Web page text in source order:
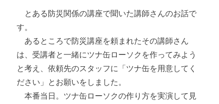
とある防災関係の講座で聞いた講師さんのお話で
す。
あるところで防災講座を頼まれたその講師さん
は、受講者と一緒にツナ缶ローソクを作ってみよう
と考え、依頼先のスタッフに「ツナ缶を用意してく
ださい」とお願いをしました。
本番当日。ツナ缶ローソクの作り方を実演して見